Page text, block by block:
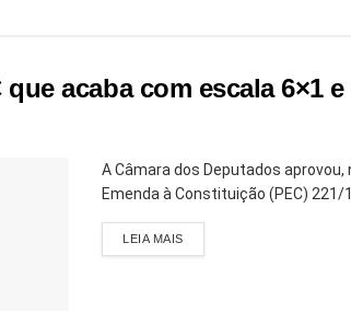
que acaba com escala 6×1
A Câmara dos Deputados
Emenda à Constituição (PEC) 221/
LEIA MAIS